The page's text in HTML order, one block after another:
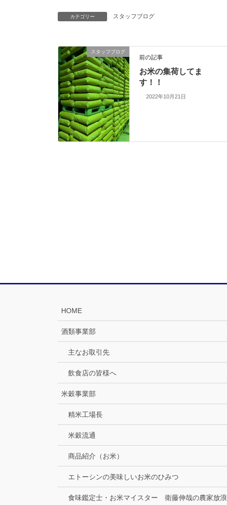
カテゴリー スタッフブログ
スタッフブログ
前の記事
お米の集荷してま
す！！
2022年10月21日
HOME
酒類事業部
主なお取引先
飲食店の皆様へ
米穀事業部
精米工場長
米穀流通
商品紹介（お米）
エトーシンの美味しいお米のひみつ
食味鑑定士・お米マイスター 衛藤伸哉の農家放浪